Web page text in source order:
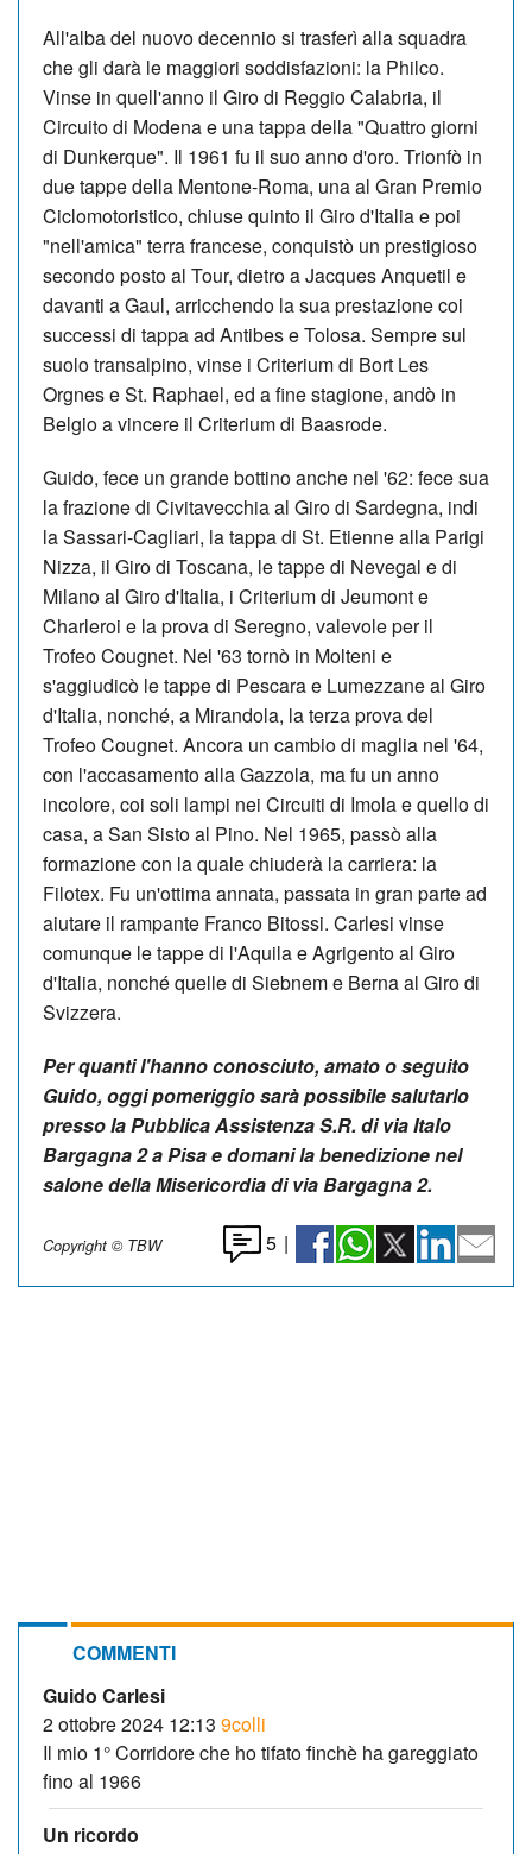
All'alba del nuovo decennio si trasferì alla squadra
che gli darà le maggiori soddisfazioni: la Philco.
Vinse in quell'anno il Giro di Reggio Calabria, il
Circuito di Modena e una tappa della "Quattro giorni
di Dunkerque". Il 1961 fu il suo anno d'oro. Trionfò in
due tappe della Mentone-Roma, una al Gran Premio
Ciclomotoristico, chiuse quinto il Giro d'Italia e poi
"nell'amica" terra francese, conquistò un prestigioso
secondo posto al Tour, dietro a Jacques Anquetil e
davanti a Gaul, arricchendo la sua prestazione coi
successi di tappa ad Antibes e Tolosa. Sempre sul
suolo transalpino, vinse i Criterium di Bort Les
Orgnes e St. Raphael, ed a fine stagione, andò in
Belgio a vincere il Criterium di Baasrode.
Guido, fece un grande bottino anche nel '62: fece sua
la frazione di Civitavecchia al Giro di Sardegna, indi
la Sassari-Cagliari, la tappa di St. Etienne alla Parigi
Nizza, il Giro di Toscana, le tappe di Nevegal e di
Milano al Giro d'Italia, i Criterium di Jeumont e
Charleroi e la prova di Seregno, valevole per il
Trofeo Cougnet. Nel '63 tornò in Molteni e
s'aggiudicò le tappe di Pescara e Lumezzane al Giro
d'Italia, nonché, a Mirandola, la terza prova del
Trofeo Cougnet. Ancora un cambio di maglia nel '64,
con l'accasamento alla Gazzola, ma fu un anno
incolore, coi soli lampi nei Circuiti di Imola e quello di
casa, a San Sisto al Pino. Nel 1965, passò alla
formazione con la quale chiuderà la carriera: la
Filotex. Fu un'ottima annata, passata in gran parte ad
aiutare il rampante Franco Bitossi. Carlesi vinse
comunque le tappe di l'Aquila e Agrigento al Giro
d'Italia, nonché quelle di Siebnem e Berna al Giro di
Svizzera.
Per quanti l'hanno conosciuto, amato o seguito
Guido, oggi pomeriggio sarà possibile salutarlo
presso la Pubblica Assistenza S.R. di via Italo
Bargagna 2 a Pisa e domani la benedizione nel
salone della Misericordia di via Bargagna 2.
Copyright © TBW 5 |
COMMENTI
Guido Carlesi
2 ottobre 2024 12:13 9colli
Il mio 1° Corridore che ho tifato finchè ha gareggiato
fino al 1966
Un ricordo